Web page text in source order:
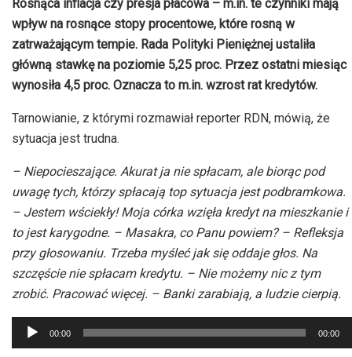
Rosnąca inflacja czy presja płacowa – m.in. te czynniki mają
wpływ na rosnące stopy procentowe, które rosną w
zatrważającym tempie. Rada Polityki Pieniężnej ustaliła
główną stawkę na poziomie 5,25 proc. Przez ostatni miesiąc
wynosiła 4,5 proc. Oznacza to m.in. wzrost rat kredytów.
Tarnowianie, z którymi rozmawiał reporter RDN, mówią, że
sytuacja jest trudna.
– Niepocieszające. Akurat ja nie spłacam, ale biorąc pod
uwagę tych, którzy spłacają top sytuacja jest podbramkowa.
– Jestem wściekły! Moja córka wzięła kredyt na mieszkanie i
to jest karygodne. – Masakra, co Panu powiem? – Refleksja
przy głosowaniu. Trzeba myśleć jak się oddaje głos. Na
szczęście nie spłacam kredytu. – Nie możemy nic z tym
zrobić. Pracować więcej. – Banki zarabiają, a ludzie cierpią.
Odtwarzacz
plików
00:00 00:00